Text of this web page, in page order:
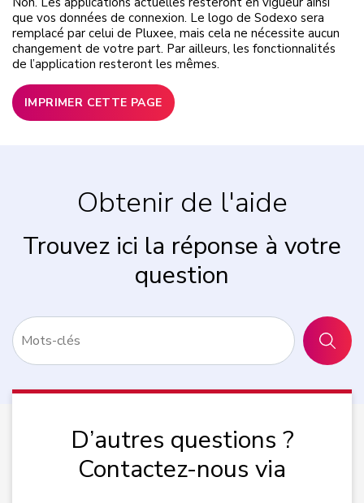
que vos données de connexion. Le logo de Sodexo sera
remplacé par celui de Pluxee, mais cela ne nécessite aucun
changement de votre part. Par ailleurs, les fonctionnalités
de l’application resteront les mêmes.
IMPRIMER CETTE PAGE
Obtenir de l'aide
Trouvez ici la réponse à votre
question
D’autres questions ?
Contactez-nous via